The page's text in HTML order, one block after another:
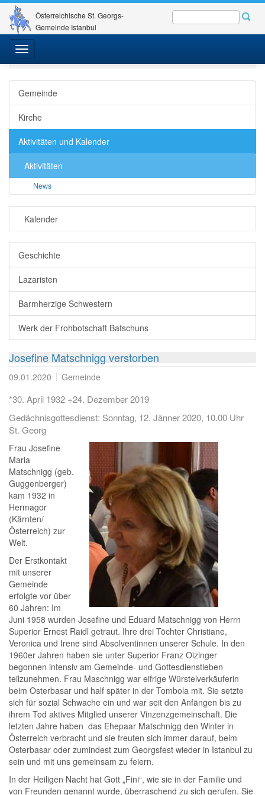
Österreichische St. Georgs-
Gemeinde Istanbul
Toggle
navigation
St. Georgs-Gemeinde
Aktivitäten und Kalender
Gemeinde
Kirche
Aktivitäten und Kalender
Aktivitäten
News
Kalender
Geschichte
Lazaristen
Barmherzige Schwestern
Werk der Frohbotschaft Batschuns
Josefine Matschnigg verstorben
09.01.2020 Gemeinde
*30. April 1932 +24. Dezember 2019
Gedächnisgottesdienst: Sonntag, 12. Jänner 2020, 10.00 Uhr
St. Georg
Frau Josefine
Maria
Matschnigg (geb.
Guggenberger)
kam 1932 in
Hermagor
(Kärnten/
Österreich) zur
Welt.
Der Erstkontakt
mit unserer
Gemeinde
erfolgte vor über
60 Jahren: Im
Juni 1958 wurden Josefine und Eduard Matschnigg von Herrn
Superior Ernest Raidl getraut. Ihre drei Töchter Christiane,
Veronica und Irene sind Absolventinnen unserer Schule. In den
1960er Jahren haben sie unter Superior Franz Oizinger
begonnen intensiv am Gemeinde- und Gottesdienstleben
teilzunehmen. Frau Maschnigg war eifrige Würstelverkäuferin
beim Osterbasar und half später in der Tombola mit. Sie setzte
sich für sozial Schwache ein und war seit den Anfängen bis zu
ihrem Tod aktives Mitglied unserer Vinzenzgemeinschaft. Die
letzten Jahre haben das Ehepaar Matschnigg den Winter in
Österreich verbracht und sie freuten sich immer darauf, beim
Osterbasar oder zumindest zum Georgsfest wieder in Istanbul zu
sein und mit uns gemeinsam zu feiern.
In der Heiligen Nacht hat Gott „Fini“, wie sie in der Familie und
von Freunden genannt wurde, überraschend zu sich gerufen. Sie